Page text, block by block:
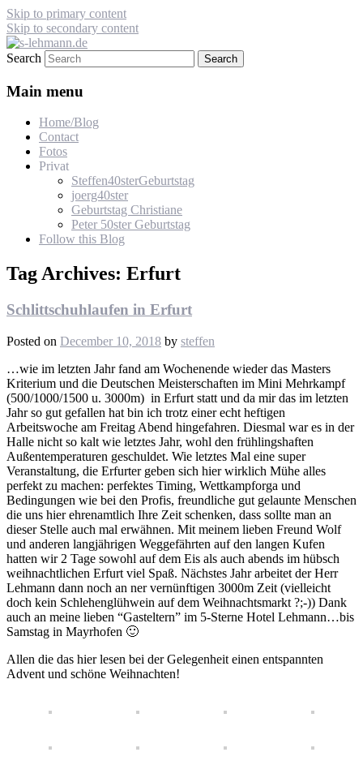
Skip to primary content
Skip to secondary content
s-lehmann.de
Search
Main menu
Home/Blog
Contact
Fotos
Privat
Steffen40sterGeburtstag
joerg40ster
Geburtstag Christiane
Peter 50ster Geburtstag
Follow this Blog
Tag Archives: Erfurt
Schlittschuhlaufen in Erfurt
Posted on December 10, 2018 by steffen
…wie im letzten Jahr fand am Wochenende wieder das Masters
Kriterium und die Deutschen Meisterschaften im Mini Mehrkampf
(500/1000/1500 u. 3000m) in Erfurt statt und da mir das im letzten
Jahr so gut gefallen hat bin ich trotz einer echt heftigen
Arbeitswoche am Freitag Abend hingefahren. Diesmal war es in der
Halle nicht so kalt wie letztes Jahr, wohl den frühlingshaften
Außentemperaturen geschuldet. Wie letztes Mal eine super
Veranstaltung, die Erfurter geben sich hier wirklich Mühe alles
perfekt zu machen: perfektes Timing, Wettkampforga und
Bedingungen wie bei den Profis, freundliche gut gelaunte Menschen
die uns hier ehrenamtlich Ihre Zeit schenken, dass sollte man an
dieser Stelle auch mal erwähnen. Mit meinem lieben Freund Wolf
und anderen langjährigen Weggefährten auf den langen Kufen
hatten wir 2 Tage sowohl auf dem Eis als auch abends im hübsch
weihnachtlichen Erfurt viel Spaß. Nächstes Jahr arbeitet der Herr
Lehmann dann noch an ner vernünftigen 3000m Zeit (vielleicht
doch kein Schlehenglühwein auf dem Weihnachtsmarkt ?;-)) Dank
auch an meine lieben “Gasteltern” im 5-Sterne Hotel Lehmann…bis
Samstag in Mayrhofen 🙂
Allen die das hier lesen bei der Gelegenheit einen entspannten
Advent und schöne Weihnachten!